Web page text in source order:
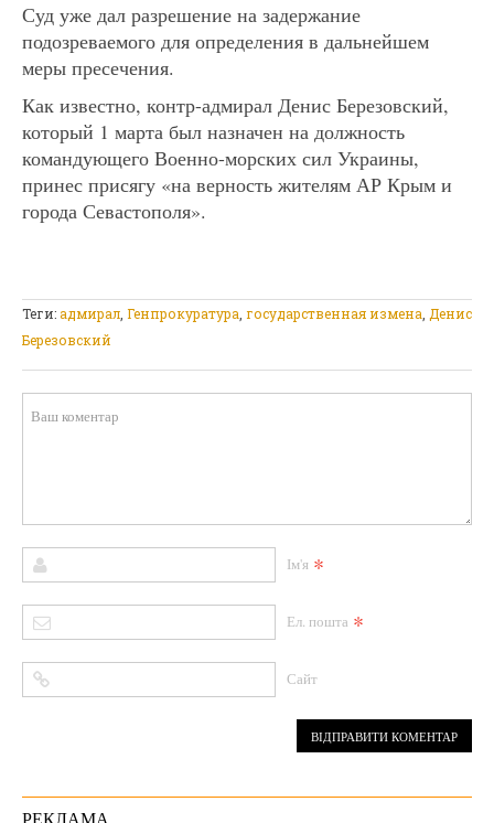
Суд уже дал разрешение на задержание
подозреваемого для определения в дальнейшем
меры пресечения.
Как известно, контр-адмирал Денис Березовский,
который 1 марта был назначен на должность
командующего Военно-морских сил Украины,
принес присягу «на верность жителям АР Крым и
города Севастополя».
Теги:адмирал Генпрокуратура государственная измена Денис
Березовский
Ім'я *
Ел. пошта *
Сайт
РЕКЛАМА